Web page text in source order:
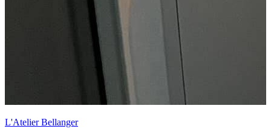
L'Atelier Bellanger